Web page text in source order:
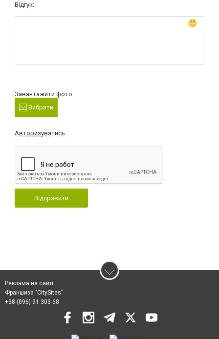
Відгук:
Завантажити фото:
Вибрати
Авторизуватись
Відправити
Реклама на сайті
Франшиза "CitySites"
+38 (096) 91 303 68